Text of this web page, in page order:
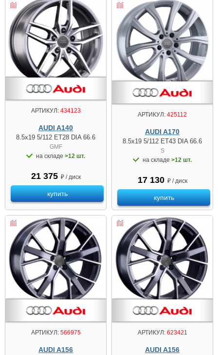
АРТИКУЛ:434123
AUDI A140
8.5x19 5/112 ET28 DIA 66.6
GMF
на складе >12 шт.
21 375 ₽ / диск
купить
АРТИКУЛ: 425112
AUDI A170
8.5x19 5/112 ET43 DIA 66.6
S
на складе >12 шт.
17 130 ₽ / диск
купить
АРТИКУЛ:566975
AUDI A156
АРТИКУЛ:623421
AUDI A156